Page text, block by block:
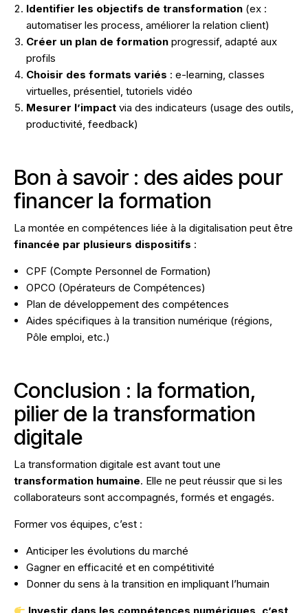
Identifier les objectifs de transformation (ex :
automatiser les process, améliorer la relation client)
Créer un plan de formation progressif, adapté aux
profils
Choisir des formats variés : e-learning, classes
virtuelles, présentiel, tutoriels vidéo
Mesurer l’impact via des indicateurs (usage des outils,
productivité, feedback)
Bon à savoir : des aides pour
financer la formation
La montée en compétences liée à la digitalisation peut être
financée par plusieurs dispositifs :
CPF (Compte Personnel de Formation)
OPCO (Opérateurs de Compétences)
Plan de développement des compétences
Aides spécifiques à la transition numérique (régions,
Pôle emploi, etc.)
Conclusion : la formation,
pilier de la transformation
digitale
La transformation digitale est avant tout une
transformation humaine. Elle ne peut réussir que si les
collaborateurs sont accompagnés, formés et engagés.
Former vos équipes, c’est :
Anticiper les évolutions du marché
Gagner en efficacité et en compétitivité
Donner du sens à la transition en impliquant l’humain